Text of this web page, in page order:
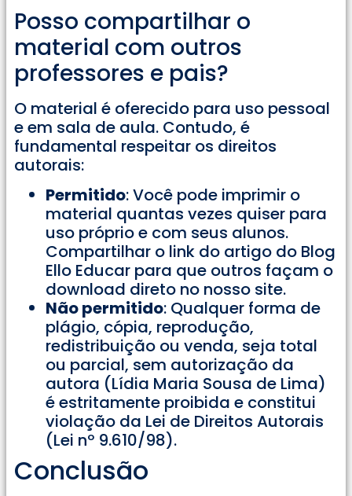
Posso compartilhar o
material com outros
professores e pais?
O material é oferecido para uso pessoal
e em sala de aula. Contudo, é
fundamental respeitar os direitos
autorais:
Permitido: Você pode imprimir o
material quantas vezes quiser para
uso próprio e com seus alunos.
Compartilhar o link do artigo do Blog
Ello Educar para que outros façam o
download direto no nosso site.
Não permitido: Qualquer forma de
plágio, cópia, reprodução,
redistribuição ou venda, seja total
ou parcial, sem autorização da
autora (Lídia Maria Sousa de Lima)
é estritamente proibida e constitui
violação da Lei de Direitos Autorais
(Lei nº 9.610/98).
Conclusão